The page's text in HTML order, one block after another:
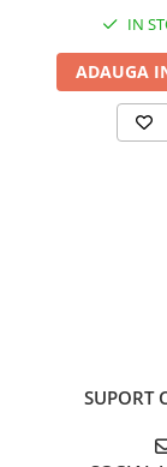
IN
ADAUGA
SUPORT